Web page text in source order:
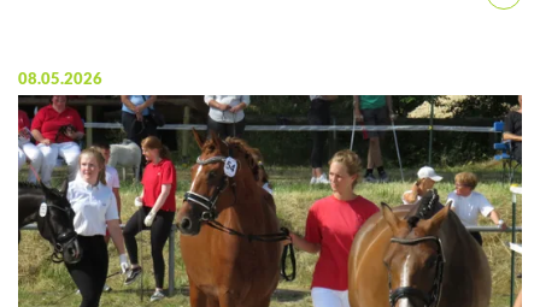
Veröffentlicht am:
08.05.2026